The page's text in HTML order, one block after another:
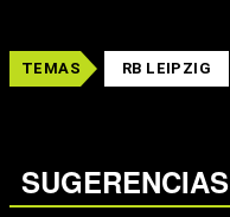
TEMAS RB LEIPZIG
SUGERENCIAS